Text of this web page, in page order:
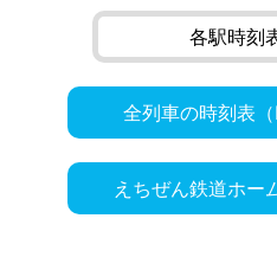
各駅時刻
全列車の時刻表
えちぜん鉄道ホー